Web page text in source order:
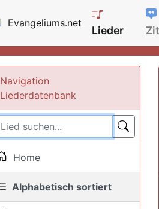
Evangeliums.net
Lieder
Navigation
Liederdatenbank
Home
Alphabetisch sortiert